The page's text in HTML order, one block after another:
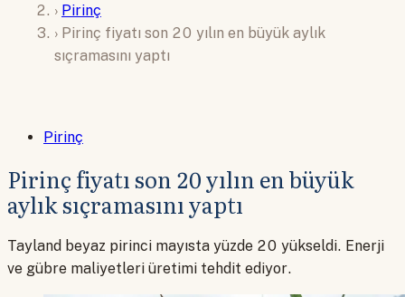
› Pirinç
› Pirinç fiyatı son 20 yılın en büyük aylık
sıçramasını yaptı
Pirinç
Pirinç fiyatı son 20 yılın en büyük
aylık sıçramasını yaptı
Tayland beyaz pirinci mayısta yüzde 20 yükseldi. Enerji
ve gübre maliyetleri üretimi tehdit ediyor.